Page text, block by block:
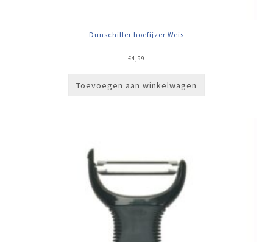
Dunschiller hoefijzer Weis
€4,99
Toevoegen aan winkelwagen